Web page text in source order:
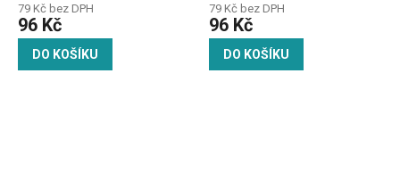
79 Kč bez DPH
96 Kč
DO KOŠÍKU
79 Kč bez DPH
96 Kč
DO KOŠÍKU